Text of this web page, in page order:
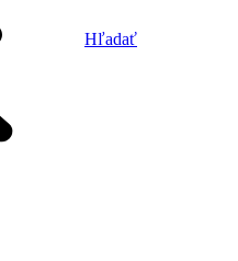
Hľadať